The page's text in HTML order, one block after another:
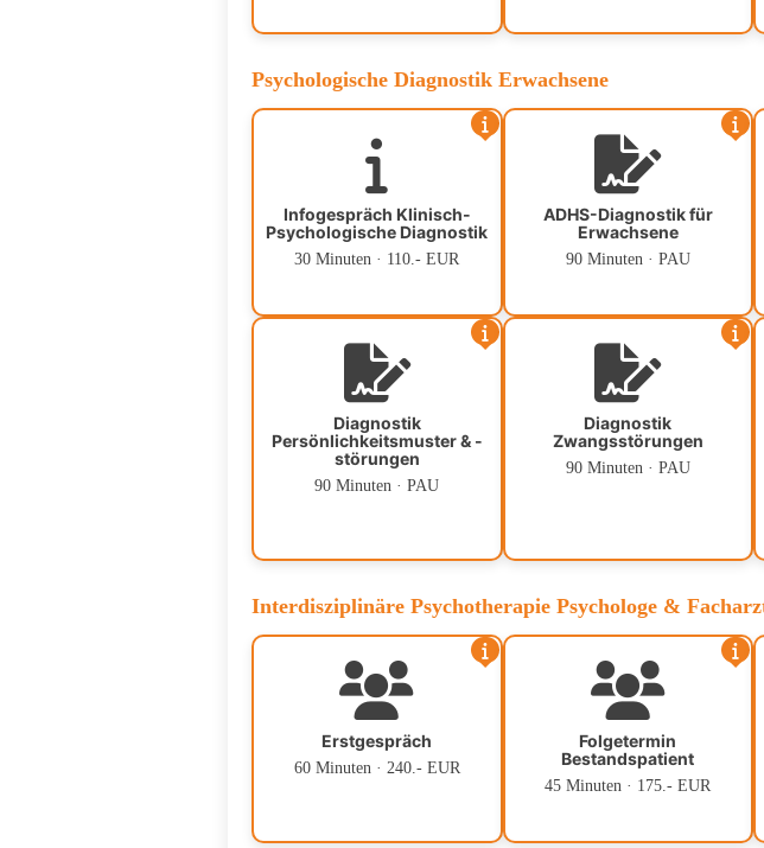
Psychologische Diagnostik Erwachsene
Infogespräch Klinisch-
Psychologische Diagnostik
30 Minuten · 110.- EUR
ADHS-Diagnostik für
Erwachsene
90 Minuten · PAU
Diagnostik
Persönlichkeitsmuster & -
störungen
90 Minuten · PAU
Diagnostik
Zwangsstörungen
90 Minuten · PAU
Interdisziplinäre Psychotherapie Psychologe &
Erstgespräch
60 Minuten · 240.- EUR
Folgetermin
Bestandspatient
45 Minuten · 175.- EUR